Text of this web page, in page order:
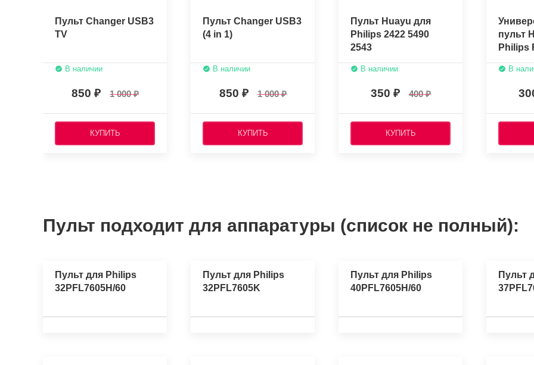
Пульт Changer USB3
TV
В наличии
850 1 000
КУПИТЬ
Пульт Changer USB3
(4 in 1)
В наличии
850 1 000
КУПИТЬ
Пульт Huayu для
Philips 2422 5490
2543
В наличии
350 400
КУПИТЬ
пульт
Philips
В
Пульт подходит для аппаратуры (список не полный):
Пульт для Philips
32PFL7605H/60
Пульт для Philips
32PFL7605K
Пульт для Philips
40PFL7605H/60
Пульт